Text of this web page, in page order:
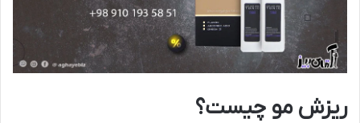
ریزش مو چیست؟